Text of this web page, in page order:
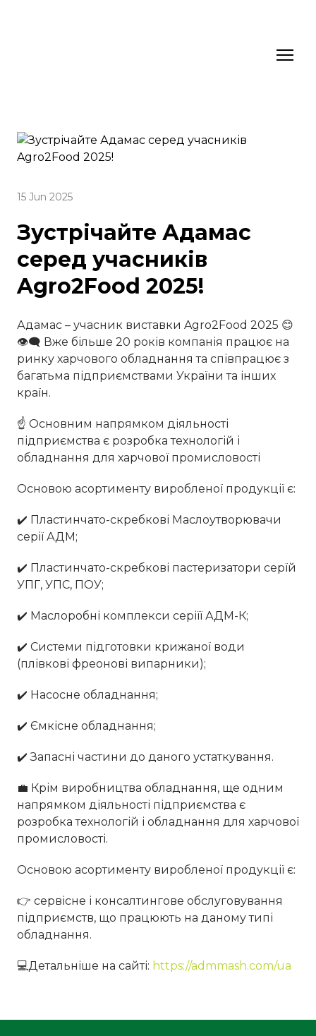
15 Jun 2025
Зустрічайте Адамас
серед учасників
Agro2Food 2025!
Адамас – учасник виставки Agro2Food 2025 😊
👁‍🗨 Вже більше 20 років компанія працює на
ринку харчового обладнання та співпрацює з
багатьма підприємствами України та інших
країн.
☝️ Основним напрямком діяльності
підприємства є розробка технологій і
обладнання для харчової промисловості
Основою асортименту виробленої продукції є:
✔️ Пластинчато-скребкові Маслоутворювачи
серії АДМ;
✔️ Пластинчато-скребкові пастеризатори серїй
УПГ, УПС, ПОУ;
✔️ Маслоробні комплекси серіїї АДМ-К;
✔️ Системи підготовки крижаної води
(плівкові фреонові випарники);
✔️ Насосне обладнання;
✔️ Ємкісне обладнання;
✔️ Запасні частини до даного устаткування.
💼 Крім виробництва обладнання, ще одним
напрямком діяльності підприємства є
розробка технологій і обладнання для харчової
промисловості.
Основою асортименту виробленої продукції є:
👉 сервісне і консалтингове обслуговування
підприємств, що працюють на даному типі
обладнання.
💻Детальніше на сайті: https://admmash.com/ua